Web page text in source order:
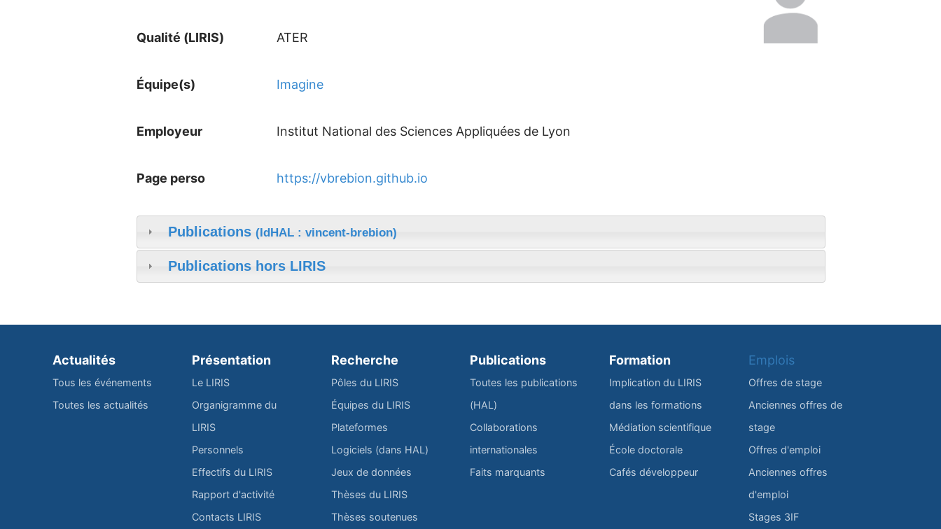
Qualité (LIRIS) ATER
Équipe(s) Imagine
Employeur Institut National des Sciences Appliquées de Lyon
Page perso https://vbrebion.github.io
Publications (IdHAL : vincent-brebion)
Publications hors LIRIS
Actualités
Tous les événements
Toutes les actualités
Présentation
Le LIRIS
Organigramme du
LIRIS
Personnels
Effectifs du LIRIS
Rapport d'activité
Contacts LIRIS
Recherche
Pôles du LIRIS
Équipes du LIRIS
Plateformes
Logiciels (dans HAL)
Jeux de données
Thèses du LIRIS
Thèses soutenues
Publications
Toutes les publications
(HAL)
Collaborations
internationales
Faits marquants
Formation
Implication du LIRIS
dans les formations
Médiation scientifique
École doctorale
Cafés développeur
Emplois
Offres de stage
Anciennes offres de
stage
Offres d'emploi
Anciennes offres
d'emploi
Stages 3IF